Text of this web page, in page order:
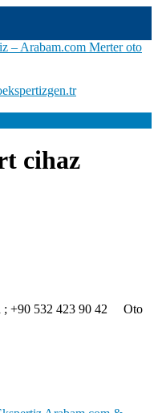
Oto
Edilen, Güvenilir, Tarafsız,
Araç Alırken RİSK
cihaz
; +90 532 423 90 42 Oto